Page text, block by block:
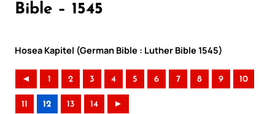
Bible – 1545
Hosea Kapitel (German Bible : Luther Bible 1545)
◄ 1 2 3 4 5 6 7 8 9 10
11 12 13 14 ►